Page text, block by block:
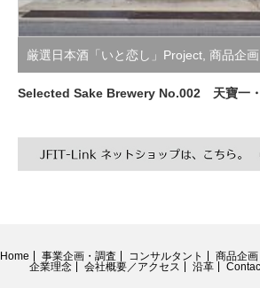
厳選日本酒「いと恋し」Project 商品企
支援活動
Selected Sake Brewery No.002 天寶一
Home 事業企画・調査 コンサルタント 商品企
企業理念
会社概要／アクセス 沿革